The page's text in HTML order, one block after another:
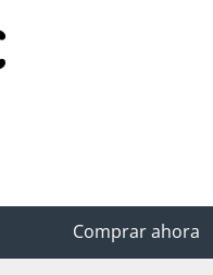
Comprar ahora